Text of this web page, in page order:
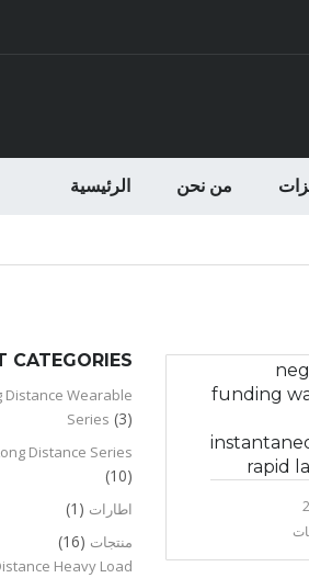
الرئيسية من نحن
funding
rapid
CATEGORIES
Distance Wearable
Series (3)
Distance Series
(10)
اطارات (1)
منتجات (16)
Heavy Load